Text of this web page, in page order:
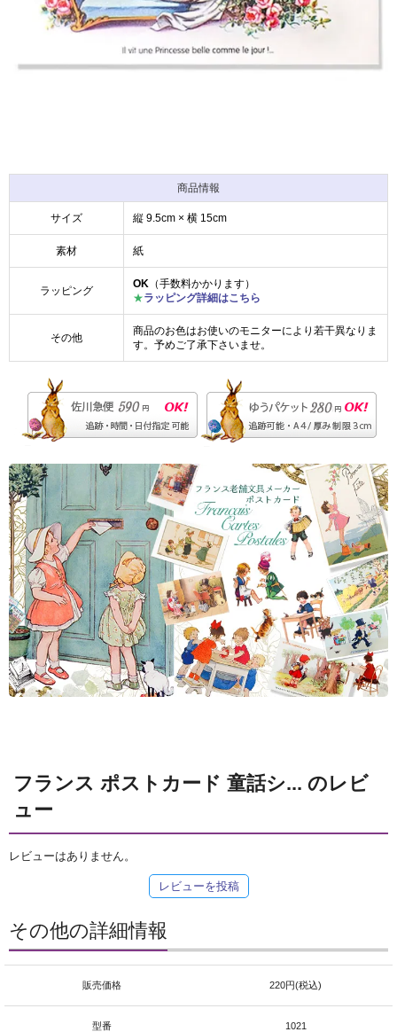
商品情報
サイズ 縦 9.5cm × 横 15cm
素材 紙
ラッピング
OK （手数料かかります）
★ラッピング詳細はこちら
その他
商品のお色はお使いのモニターにより若干異なりま
す。予めご了承下さいませ。
フランス ポストカード 童話シ... のレビ
ュー
レビューはありません。
レビューを投稿
その他の詳細情報
販売価格 220円(税込)
型番 1021